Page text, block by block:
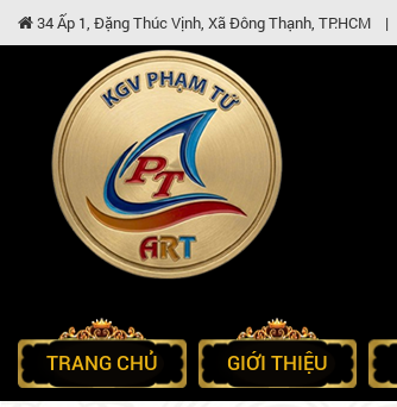
34 Ấp 1, Đặng Thúc Vịnh, Xã Đông Thạnh, TP.HCM |
TRANG CHỦ GIỚI THIỆU